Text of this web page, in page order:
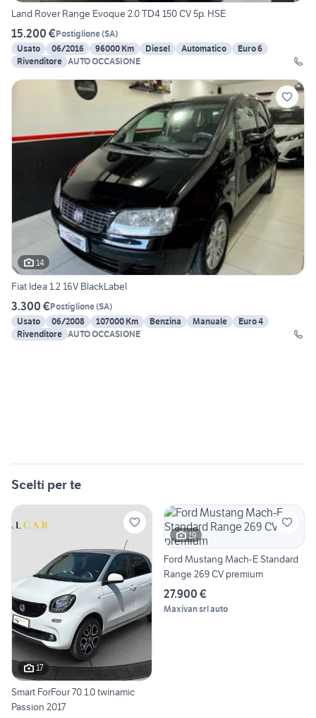
Land Rover Range Evoque 2.0 TD4 150 CV 5p. HSE
15.200 €Postiglione(SA)
Usato
06/2016 96000 Km Diesel Automatico
Euro 6
Rivenditore AUTO OCCASIONE
14
Fiat Idea 1.2 16V BlackLabel
3.300 €Postiglione(SA)
Usato
06/2008 107000 Km Benzina Manuale
Euro 4
Rivenditore AUTO OCCASIONE
Scelti per te
17
Smart ForFour 70 1.0 twinamic
Passion 2017
19
Ford Mustang Mach-E Standard
Range 269 CV premium
27.900 €
Maxivan srl auto